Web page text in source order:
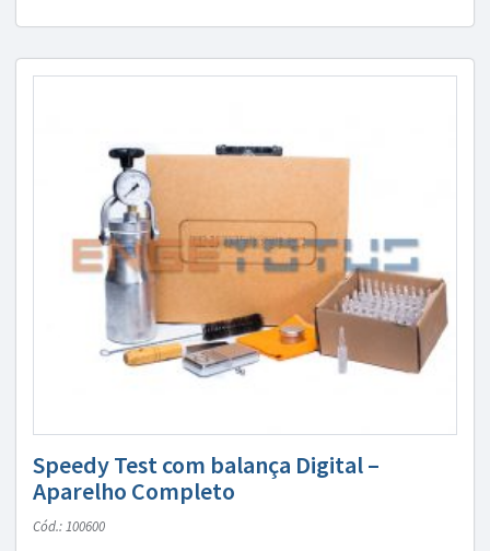
Speedy Test com balança Digital –
Aparelho Completo
Cód.: 100600